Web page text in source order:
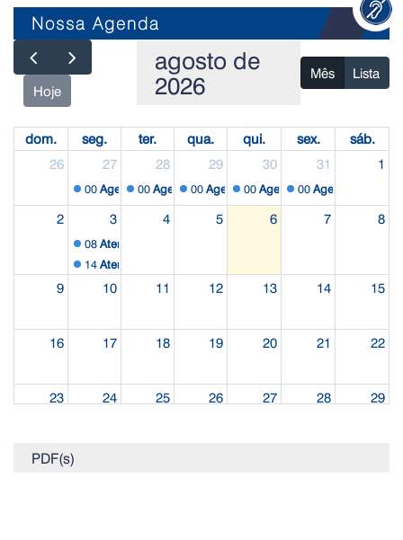
Nossa Agenda
Hoje
agosto de
2026
Mês Lista
dom. seg. ter. qua. qui. sex.
sáb.
26
27
00Agenda Externa
28
00Agenda Externa
29
00Agenda Externa
30
00Agenda Externa
31
00Agenda Externa
1
2 3
08Atendimento interno
14Atendimento interno
4 5 6 7 8
9 10 11 12 13 14 15
16 17 18 19 20 21 22
23 24 25 26 27 28 29
30
PDF(s)